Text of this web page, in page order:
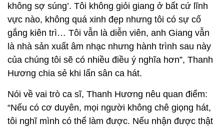
không sợ súng’. Tôi không giỏi giang ở bất cứ lĩnh
vực nào, không quá xinh đẹp nhưng tôi có sự cố
gắng kiên trì… Tôi vẫn là diễn viên, anh Giang vẫn
là nhà sản xuất âm nhạc nhưng hành trình sau này
của chúng tôi sẽ có nhiều điều ý nghĩa hơn”, Thanh
Hương chia sẻ khi lấn sân ca hát.
Nói về vai trò ca sĩ, Thanh Hương nêu quan điểm:
“Nếu có cơ duyên, mọi người không chê giọng hát,
tôi nghĩ mình có thể làm được. Nếu nhận được thật